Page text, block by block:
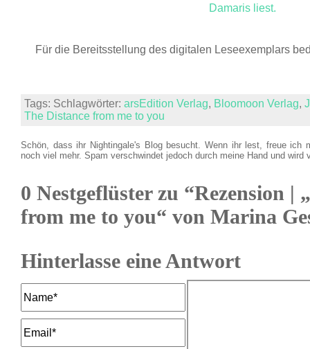
Damaris liest.
Für die Bereitsstellung des digitalen Leseexemplars
Tags: Schlagwörter: arsEdition Verlag, Bloomoon Verlag,
The Distance from me to you
Schön, dass ihr Nightingale's Blog besucht. Wenn ihr lest, freue ich
noch viel mehr. Spam verschwindet jedoch durch meine Hand und wird
0 Nestgeflüster zu “Rezension |
from me to you“ von Marina
Hinterlasse eine Antwort